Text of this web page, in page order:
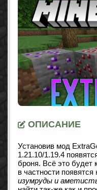
ОПИСАНИЕ
Установив мод
1.21.10/1.19.4
броня. Всё это будет
в частности
изумруды и